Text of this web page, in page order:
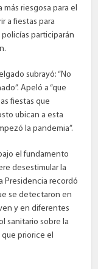
riesgosa para el
a fiestas para
participarán
subrayó: “No
Apeló a “que
fiestas que
ubican a esta
la pandemia”.
el fundamento
desestimular la
Presidencia recordó
se detectaron en
y en diferentes
sanitario sobre la
priorice el